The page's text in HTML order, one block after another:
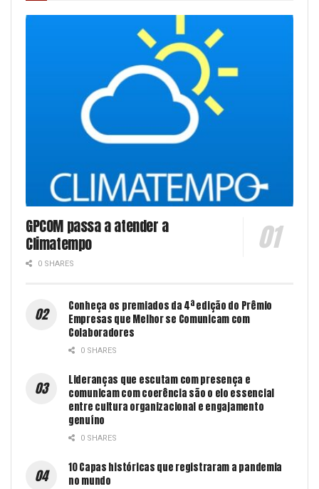
GPCOM passa a atender a
Climatempo
0 SHARES
Conheça os premiados da 4ª edição do Prêmio
Empresas que Melhor se Comunicam com
Colaboradores
0 SHARES
Lideranças que escutam com presença e
comunicam com coerência são o elo essencial
entre cultura organizacional e engajamento
genuíno
0 SHARES
10 Capas históricas que registraram a pandemia
no mundo